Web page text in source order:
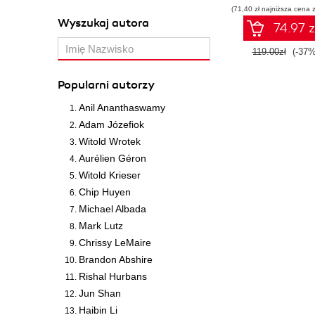
Wyszukaj autora
Popularni autorzy
Anil Ananthaswamy
Adam Józefiok
Witold Wrotek
Aurélien Géron
Witold Krieser
Chip Huyen
Michael Albada
Mark Lutz
Chrissy LeMaire
Brandon Abshire
Rishal Hurbans
Jun Shan
Haibin Li
(71,40 zł najniższa cena
74.97
119.00zł (-